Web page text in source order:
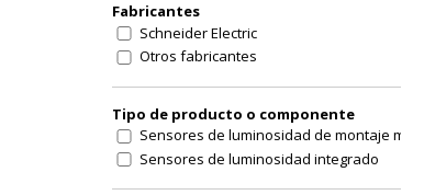
Fabricantes
Schneider Electric
Otros fabricantes
Tipo de producto o componente
Sensores de luminosidad de montaje mural
Sensores de luminosidad integrado